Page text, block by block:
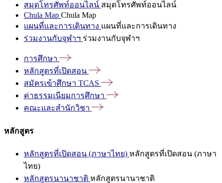
สมุดโทรศัพท์ออนไลน์ สมุดโทรศัพท์ออนไลน์
Chula Map Chula Map
แผนที่และการเดินทาง แผนที่และการเดินทาง
ร่วมงานกับจุฬาฯ ร่วมงานกับจุฬาฯ
การศึกษา
หลักสูตรที่เปิดสอน
สมัครเข้าศึกษา TCAS
ค่าธรรมเนียมการศึกษา
คณะและสำนักวิชา
หลักสูตร
หลักสูตรที่เปิดสอน (ภาษาไทย) หลักสูตรที่เปิดสอน (ภาษา
ไทย)
หลักสูตรนานาชาติ หลักสูตรนานาชาติ